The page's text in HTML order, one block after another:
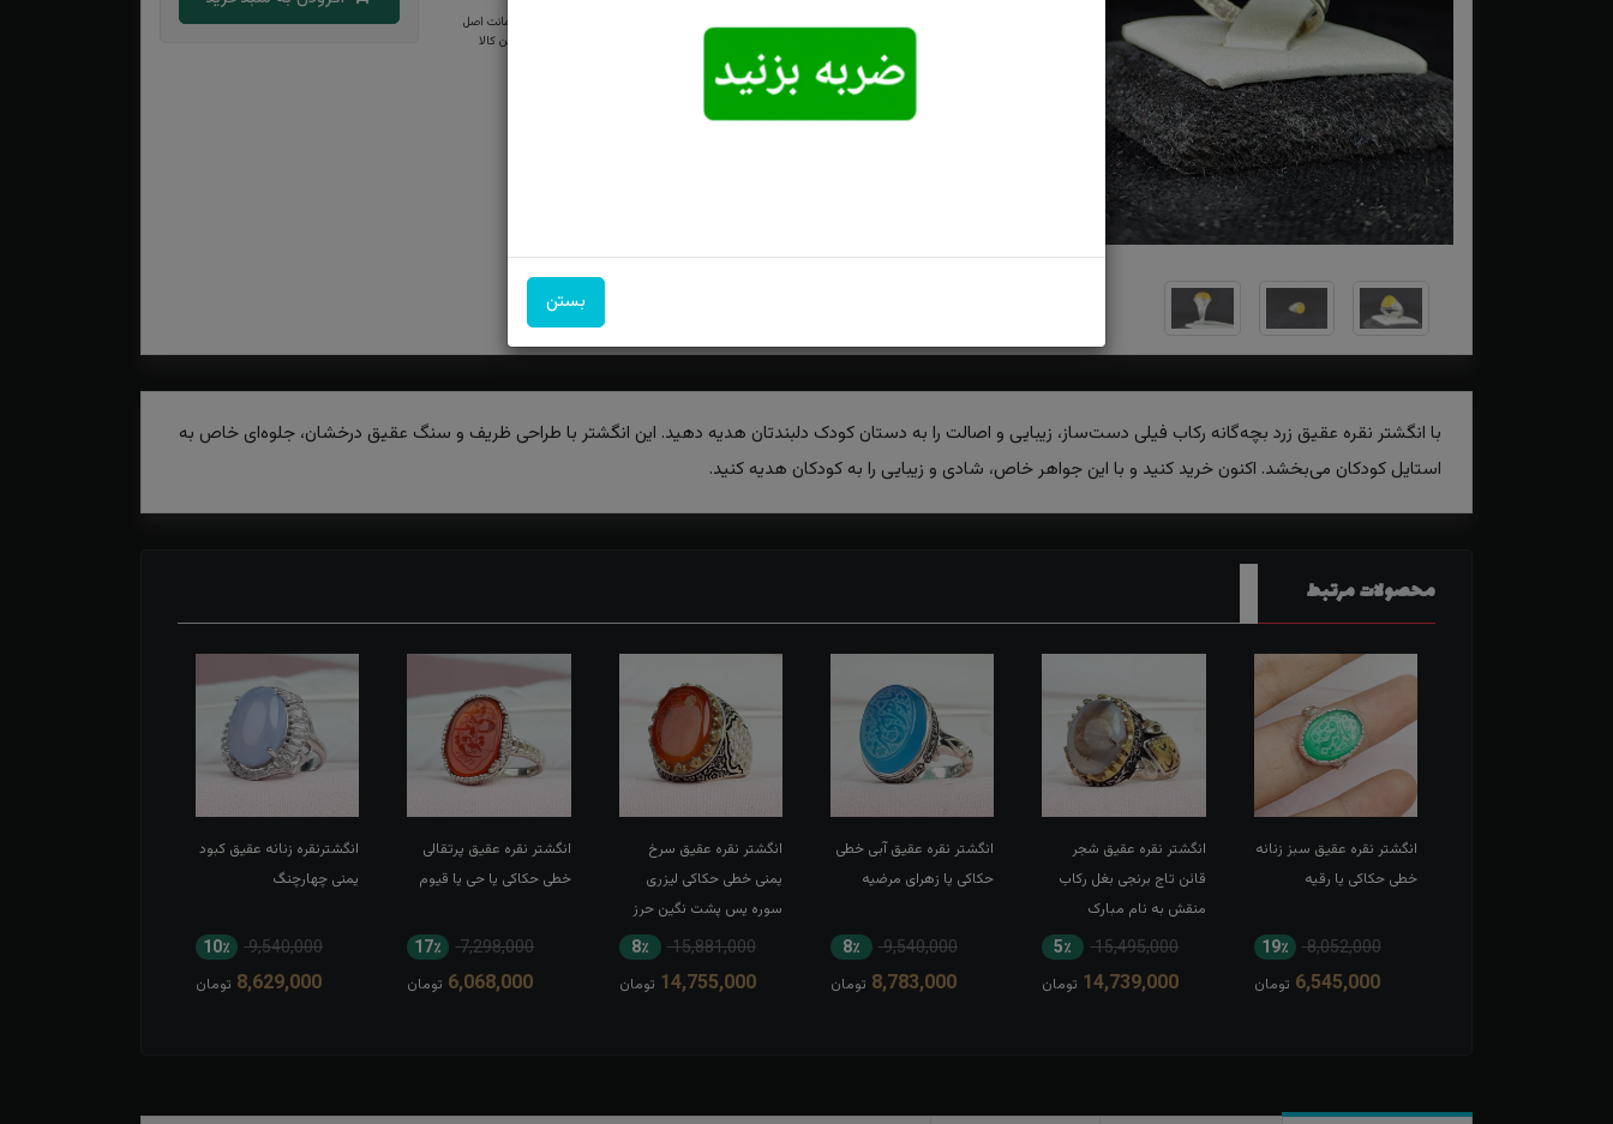
امکان تحویل
اکسپرس
امکان پرداخت
ضمانت اصل
بودن کالا
با انگشتر نقره عقیق زرد بچه‌گانه رکاب فیلی دست‌ساز، زیبایی و اصالت را به دستان کودک دلبندتان هدیه دهید. این انگشتر با طراحی ظریف و سنگ عقیق درخشان، جلوه‌ای خاص به
استایل کودکان می‌بخشد. اکنون خرید کنید و با این جواهر خاص، شادی و زیبایی را به کودکان هدیه کنید.
محصولات مرتبط
انگشتر نقره عقیق سبز زنانه
خطی حکاکی یا رقیه
8,052,000 19٪
6,545,000 تومان
انگشتر نقره عقیق شجر
قائن تاج برنجی بغل رکاب
منقش به نام مبارک
امیرالمومنین
15,495,000 5٪
14,739,000 تومان
انگشتر نقره عقیق آبی خطی
حکاکی یا زهرای مرضیه
9,540,000 8٪
8,783,000 تومان
انگشتر نقره عقیق سرخ
یمنی خطی حکاکی لیزری
سوره یس پشت نگین حرز
کبیر امام جواد(ع) رکاب تاج
برنجی بغل طرح ضریح
15,881,000 8٪
14,755,000 تومان
انگشتر نقره عقیق پرتقالی
خطی حکاکی یا حی یا قیوم
7,298,000 17٪
6,068,000 تومان
انگشترنقره زنانه عقیق کبود
یمنی چهارچنگ
9,540,000 10٪
8,629,000 تومان
بستن